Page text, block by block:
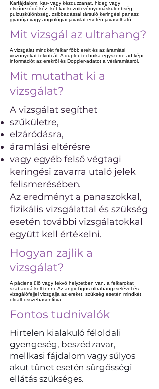
Karfájdalom, kar- vagy kézduzzanat, hideg vagy
elszíneződő kéz, két kar közötti vérnyomáskülönbség,
pulzuskülönbség, zsibbadással társuló keringési panasz
gyanúja vagy angiológiai javaslat esetén javasolható.
Mit vizsgál az ultrahang?
A vizsgálat mindkét felkar főbb ereit és az áramlási
viszonyokat tekinti át. A duplex technika egyszerre ad képi
információt az erekről és Doppler-adatot a véráramlásról.
Mit mutathat ki a
vizsgálat?
A vizsgálat segíthet
szűkületre,
elzáródásra,
áramlási eltérésre
vagy egyéb felső végtagi
keringési zavarra utaló jelek
felismerésében.
Az eredményt a panaszokkal,
fizikális vizsgálattal és szükség
esetén további vizsgálatokkal
együtt kell értékelni.
Hogyan zajlik a
vizsgálat?
A páciens ülő vagy fekvő helyzetben van, a felkarokat
szabaddá kell tenni. Az angiológus ultrahangzselével és
vizsgálófejjel vizsgálja az ereket, szükség esetén mindkét
oldalt összehasonlítva.
Fontos tudnivalók
Hirtelen kialakuló féloldali
gyengeség, beszédzavar,
mellkasi fájdalom vagy súlyos
akut tünet esetén sürgősségi
ellátás szükséges.